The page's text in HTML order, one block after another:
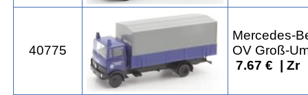
40775
Mercedes-
OV Groß-
7.67 € | Zr